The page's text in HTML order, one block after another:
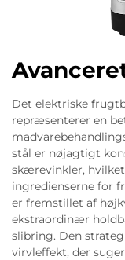
Det elektriske
repræsenterer en
stål er nøjagtigt
skærevinkler,
ingredienserne for
er fremstillet af
ekstraordinær
slibring. Den
virvleffekt, der